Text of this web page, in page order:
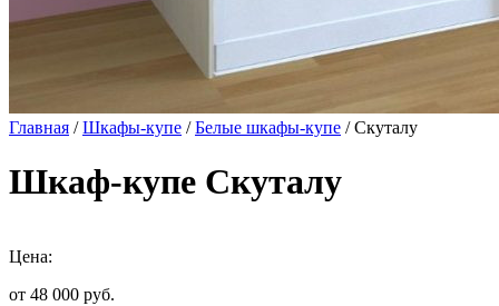
Главная /Шкафы-купе /Белые шкафы-купе / Скуталу
Шкаф-купе Скуталу
Цена:
от 48 000 руб.